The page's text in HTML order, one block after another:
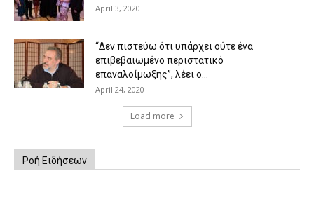
April 3, 2020
“Δεν πιστεύω ότι υπάρχει ούτε ένα
επιβεβαιωμένο περιστατικό
επαναλοίμωξης”, λέει ο...
April 24, 2020
Load more
Ροή Ειδήσεων